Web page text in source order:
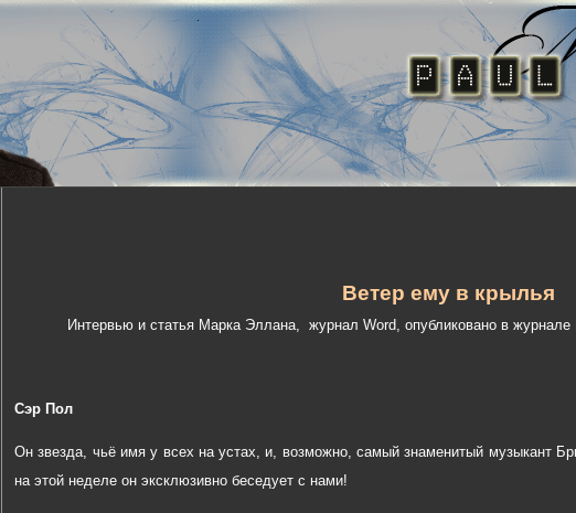
Ветер ему в крылья
Интервью и статья Марка Эллана, журнал Word, опубликовано в журнале
Сэр Пол
Он звезда, чьё имя у всех на устах, и, возможно, самый знаменитый музыкант
на этой неделе он эксклюзивно беседует с нами!